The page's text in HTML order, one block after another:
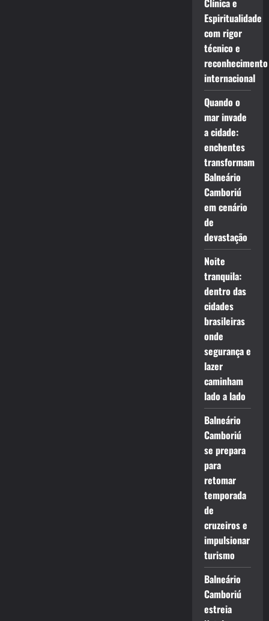
Clínica e
Espiritualidade
com rigor
técnico e
reconhecimento
internacional
Quando o
mar invade
a cidade:
enchentes
transformam
Balneário
Camboriú
em cenário
de
devastação
Noite
tranquila:
dentro das
cidades
brasileiras
onde
segurança e
lazer
caminham
lado a lado
Balneário
Camboriú
se prepara
para
retomar
temporada
de
cruzeiros e
impulsionar
turismo
Balneário
Camboriú
estreia